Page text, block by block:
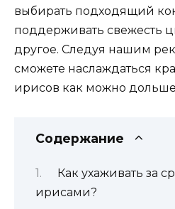
выбирать подходящий
поддерживать свежесть
другое. Следуя нашим
сможете наслаждаться
ирисов как можно
Содержание
Как ухаживать за
ирисами?